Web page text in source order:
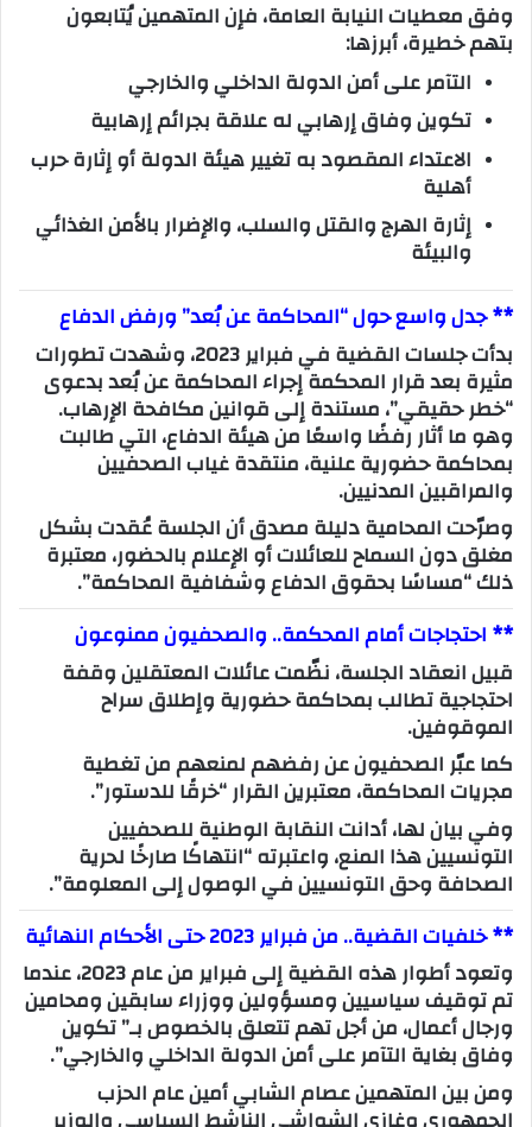
وفق معطيات النيابة العامة، فإن المتهمين يُتابعون
بتهم خطيرة، أبرزها:
التآمر على أمن الدولة الداخلي والخارجي
تكوين وفاق إرهابي له علاقة بجرائم إرهابية
الاعتداء المقصود به تغيير هيئة الدولة أو إثارة حرب
أهلية
إثارة الهرج والقتل والسلب، والإضرار بالأمن الغذائي
والبيئة
**جدل واسع حول “المحاكمة عن بُعد” ورفض الدفاع
بدأت جلسات القضية في فبراير 2023، وشهدت تطورات
مثيرة بعد قرار المحكمة إجراء المحاكمة عن بُعد بدعوى
“خطر حقيقي”، مستندة إلى قوانين مكافحة الإرهاب.
وهو ما أثار رفضًا واسعًا من هيئة الدفاع، التي طالبت
بمحاكمة حضورية علنية، منتقدة غياب الصحفيين
والمراقبين المدنيين.
وصرّحت المحامية دليلة مصدق أن الجلسة عُقدت بشكل
مغلق دون السماح للعائلات أو الإعلام بالحضور، معتبرة
ذلك “مساسًا بحقوق الدفاع وشفافية المحاكمة”.
**احتجاجات أمام المحكمة.. والصحفيون ممنوعون
قبيل انعقاد الجلسة، نظّمت عائلات المعتقلين وقفة
احتجاجية تطالب بمحاكمة حضورية وإطلاق سراح
الموقوفين.
كما عبّر الصحفيون عن رفضهم لمنعهم من تغطية
مجريات المحاكمة، معتبرين القرار “خرقًا للدستور”.
وفي بيان لها، أدانتالنقابة الوطنية للصحفيين
التونسيينهذا المنع، واعتبرته “انتهاكًا صارخًا لحرية
الصحافة وحق التونسيين في الوصول إلى المعلومة”.
** خلفيات القضية.. من فبراير 2023 حتى الأحكام النهائية
وتعود أطوار هذه القضية إلى فبراير من عام 2023، عندما
تم توقيف سياسيين ومسؤولين ووزراء سابقين ومحامين
ورجال أعمال، من أجل تهم تتعلق بالخصوص بـ” تكوين
وفاق بغاية التآمر على أمن الدولة الداخلي والخارجي”.
ومن بين المتهمين عصام الشابي أمين عام الحزب